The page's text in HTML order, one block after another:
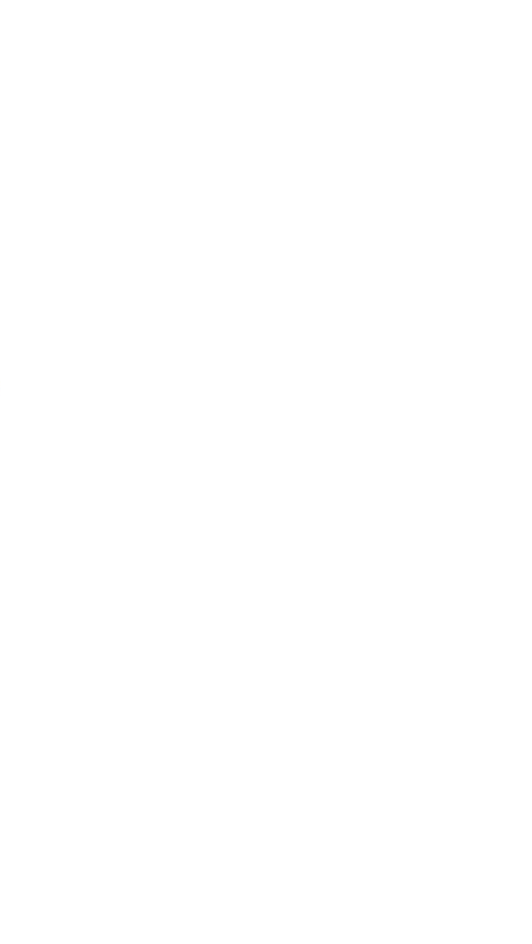
il nostro portfolio completo.
ti aiuterà a trovare il dispositivo più adatto a te.
Global Job Market e trova le posizioni aperte per ogni profilo di carriera.
un nostro referente.